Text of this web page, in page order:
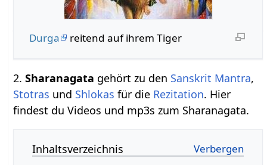
Durga reitend auf ihrem Tiger
2.Sharanagata gehört zu den Sanskrit Mantra,
Stotras und Shlokas für die Rezitation. Hier
findest du Videos und mp3s zum Sharanagata.
Inhaltsverzeichnis